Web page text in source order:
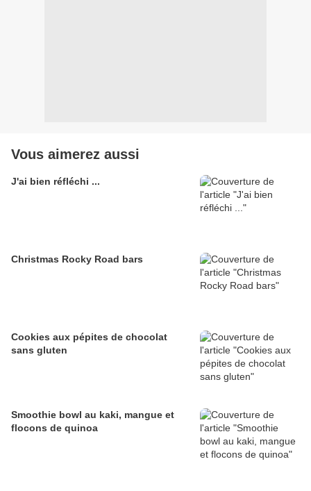
Vous aimerez aussi
J'ai bien réfléchi ...
Christmas Rocky Road bars
Cookies aux pépites de chocolat
sans gluten
Smoothie bowl au kaki, mangue et
flocons de quinoa